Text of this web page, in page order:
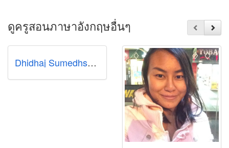
ดูครูสอนภาษาอังกฤษอื่นๆ
Dhidhaj Sumedhsvasti (Pop)